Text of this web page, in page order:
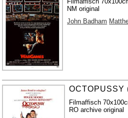
NM original
John Badham
OCTOPUSSY
Filmaffisch
RO archive original